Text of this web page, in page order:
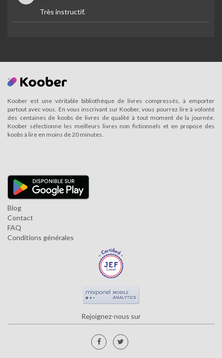
Très instructif.
Koober est une véritable bibliothèque de livres compressés, à emporter
partout avec vous. En vous inscrivant sur Koober, vous pourrez lire à volonté
des centaines de koobs de livres de qualité à tout moment de la journée.
Koober sélectionne les meilleurs livres non fictionnels et en propose des
koobs à lire en moins de 20 minutes.
Blog
Contact
FAQ
Conditions générales
Rejoignez-nous sur